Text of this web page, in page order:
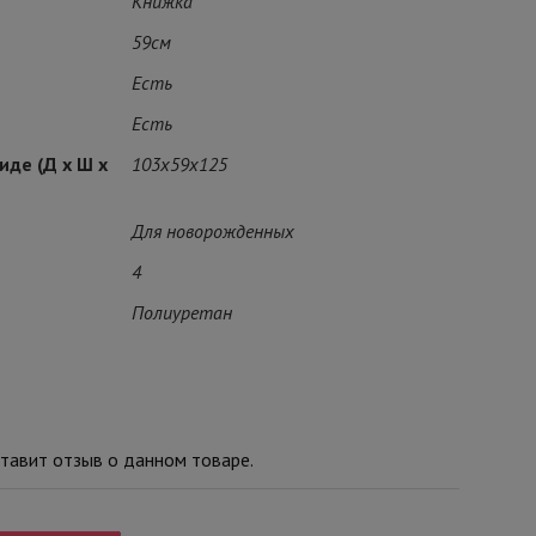
59см
Есть
Есть
(Д х Ш х
103x59x125
Для новорожденных
4
Полиуретан
отзыв о данном товаре.